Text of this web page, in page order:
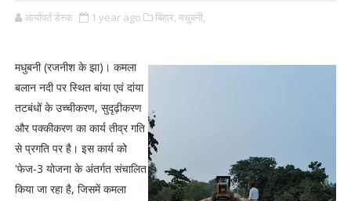
आर्यावर्त डेस्क 1 year ago बिहार, मधुबनी,
मधुबनी (रजनीश के झा)। कमला
बलान नदी पर स्थित बांया एवं दांया
तटबंधों के उच्चीकरण, सुदृढ़ीकरण
और पक्कीकरण का कार्य तीव्र गति
से प्रगति पर है। इस कार्य को
'फेज-3 योजना के अंतर्गत संचालित
किया जा रहा है, जिसमें कमला